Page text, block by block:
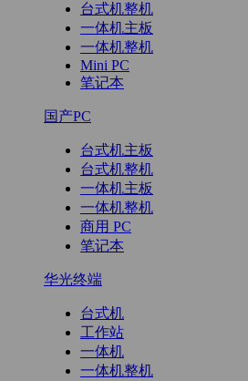
台式机整机
一体机主板
一体机整机
Mini PC
笔记本
国产PC
台式机主板
台式机整机
一体机主板
一体机整机
商用 PC
笔记本
华光终端
台式机
工作站
一体机
一体机整机